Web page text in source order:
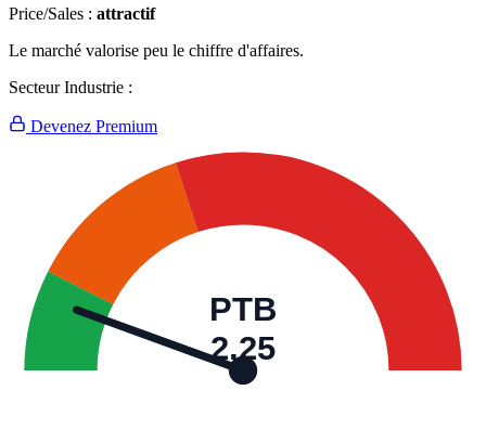
Price/Sales : attractif
Le marché valorise peu le chiffre d'affaires.
Secteur Industrie :
Devenez Premium
PTB
2,25